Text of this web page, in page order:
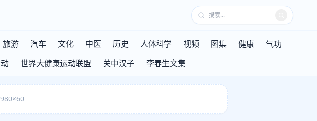
旅游 汽车 文化 中医 历史 人体科学 视频 图集 健康
气功
世界大健康运动联盟 关中汉子 李春生文集